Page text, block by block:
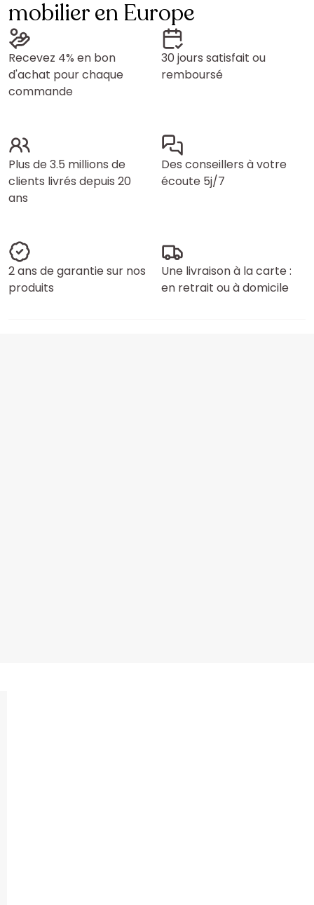
mobilier en Europe
Recevez 4% en bon
d'achat pour chaque
commande
30 jours satisfait ou
remboursé
Plus de 3.5 millions de
clients livrés depuis 20
ans
Des conseillers à votre
écoute 5j/7
2 ans de garantie sur nos
produits
Une livraison à la carte :
en retrait ou à domicile